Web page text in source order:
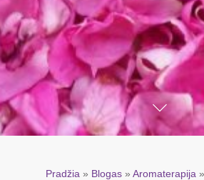
Pradžia » Blogas » Aromaterapija »